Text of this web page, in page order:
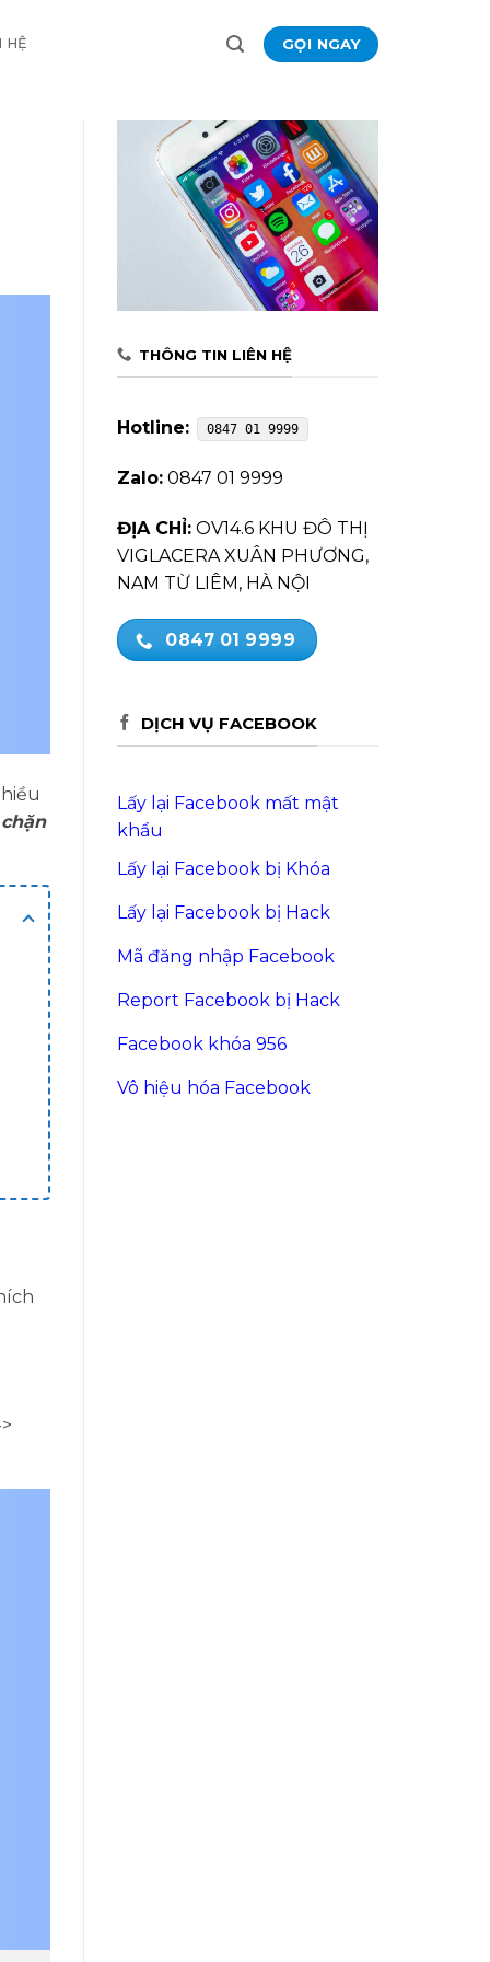
HỆ GỌI NGAY
chặn
THÔNG TIN LIÊN HỆ
Hotline: 0847 01 9999
Zalo: 0847 01 9999
ĐỊA CHỈ: OV14.6 KHU ĐÔ THỊ
VIGLACERA XUÂN PHƯƠNG,
NAM TỪ LIÊM, HÀ NỘI
0847 01 9999
DỊCH VỤ FACEBOOK
Lấy lại Facebook mất mật
khẩu
Lấy lại Facebook bị Khóa
Lấy lại Facebook bị Hack
Mã đăng nhập Facebook
Report Facebook bị Hack
Facebook khóa 956
Vô hiệu hóa Facebook